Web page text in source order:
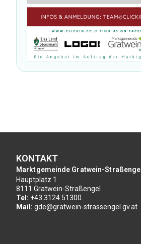
KONTAKT
Marktgemeinde Gratwein-Straßengel
Hauptplatz 1
8111 Gratwein-Straßengel
Tel: +43 3124 51300
Mail: gde@gratwein-strassengel.gv.at